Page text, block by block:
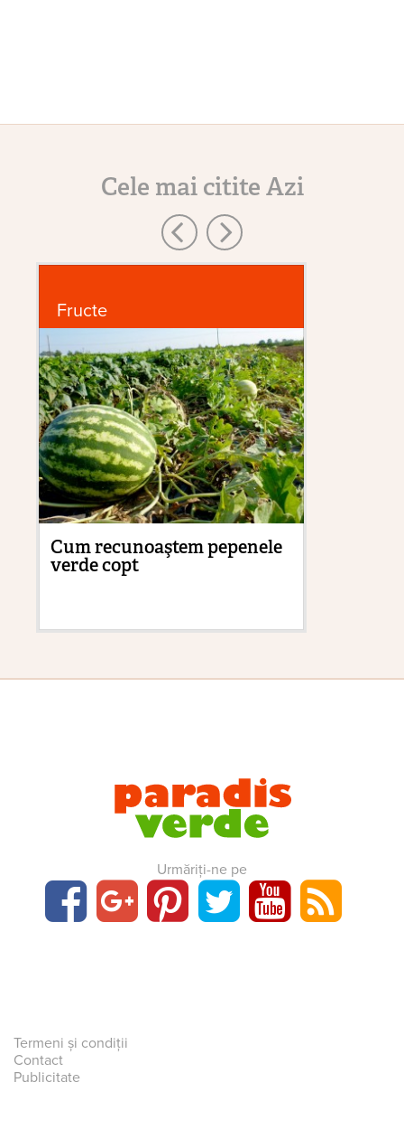
Cele mai citite Azi
Fructe
Cum recunoaştem pepenele
verde copt
Urmăriți-ne pe
Termeni și condiții
Contact
Publicitate